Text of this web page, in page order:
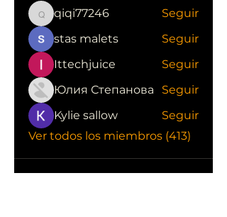
qiqi77246
qiqi77246
Seguir
stas malets
Seguir
Ittechjuice
Seguir
Юлия Степанова
Seguir
Kylie sallow
Seguir
Ver todos los miembros (413)